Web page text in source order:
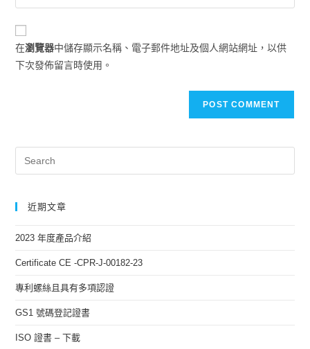
在瀏覽器中儲存顯示名稱、電子郵件地址及個人網站網址，以供
下次發佈留言時使用。
近期文章
2023 年度產品介紹
Certificate CE -CPR-J-00182-23
專利螺絲且具有多項認證
GS1 號碼登記證書
ISO 證書 – 下載